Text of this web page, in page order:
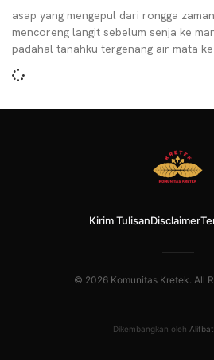
asap yang mengepul dari rongga
mencoreng langit sebelum senja ke
padahal tanahku tergenang air mata
Kirim TulisanDisclaimer
© 2026 Komunitas Kretek. All
Dikembangkan oleh